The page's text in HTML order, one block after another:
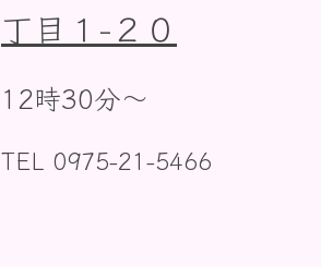
丁目１−２０
12時30分〜
TEL 0975-21-5466